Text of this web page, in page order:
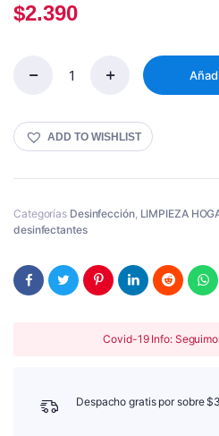
$2.390
LIMÓN
35U
ADD TO WISHLIST
Categorías Desinfección, LIMPIEZA
desinfectantes
Covid-19 Info:
Despacho gratis por sobre